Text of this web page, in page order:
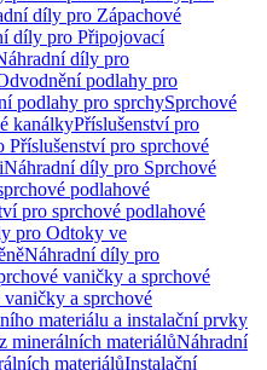
díly pro Zápachové
díly pro Připojovací
díly pro
podlahy pro
podlahy pro sprchySprchové
kanálkyPříslušenství pro
pro sprchové
Náhradní díly pro Sprchové
podlahové
pro sprchové podlahové
pro Odtoky ve
Náhradní díly pro
vaničky a sprchové
a sprchové
materiálu a instalační prvky
minerálních materiálůNáhradní
materiálůInstalační